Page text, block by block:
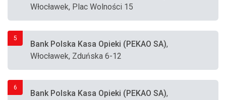
Włocławek, Plac Wolności 15
5
Bank Polska Kasa Opieki (PEKAO SA),
Włocławek, Zduńska 6-12
6
Bank Polska Kasa Opieki (PEKAO SA),